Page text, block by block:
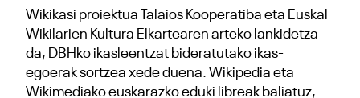
Wikikasi proiektua Talaios Kooperatiba eta Euskal
Wikilarien Kultura Elkartearen arteko lankidetza
da, DBHko ikasleentzat bideratutako ikas-
egoerak sortzea xede duena. Wikipedia eta
Wikimediako euskarazko eduki libreak baliatuz,